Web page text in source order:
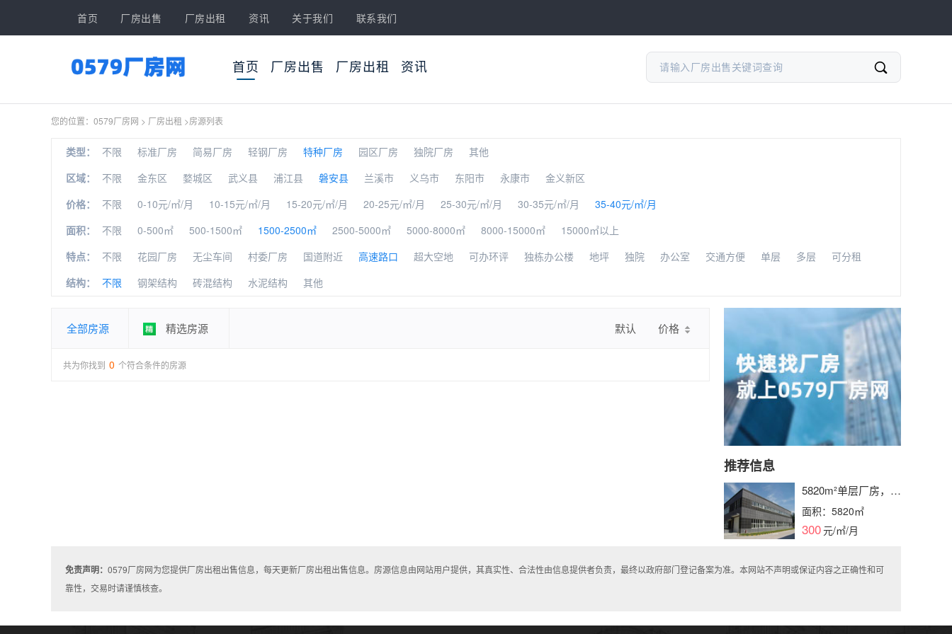
首页 厂房出售 厂房出租 资讯 关于我们 联系我们
首页 厂房出售 厂房出租 资讯
您的位置： 0579厂房网 > 厂房出租 >房源列表
类型： 不限 标准厂房 简易厂房 轻钢厂房 特种厂房 园区厂房 独院厂房
其他
区域：
不限 金东区 婺城区 武义县 浦江县 磐安县 兰溪市 义乌市 东阳市 永康市
金义新区
价格：
不限 0-10元/㎡/月 10-15元/㎡/月 15-20元/㎡/月 20-25元/㎡/月 25-30元/㎡/月 30-35元/㎡/月
35-40元/㎡/月
面积：
不限 0-500㎡ 500-1500㎡ 1500-2500㎡ 2500-5000㎡ 5000-8000㎡ 8000-15000㎡
15000㎡以上
特点：
不限 花园厂房 无尘车间 村委厂房 国道附近 高速路口 超大空地 可办环评 独栋办公楼 地坪 独院 办公室 交通方便 单层 多层
可分租
结构：
不限 钢架结构 砖混结构 水泥结构 其他
全部房源 精选房源 默认 价格
共为你找到 0 个符合条件的房源
推荐信息
5820m²单层厂房，产
证齐全，水电消防栓
配备，层高可选，即
租即用
面积：5820㎡
300元/㎡/月
免责声明： 0579厂房网为您提供厂房出租出售信息，每天更新厂房出租出售信息。房源信息由网站用户提供，其真实性、合法性由信息提供者负责，最终以政府部门登记备案为准。本网站不声明或保证内容之正确性和可
靠性，交易时请谨慎核查。